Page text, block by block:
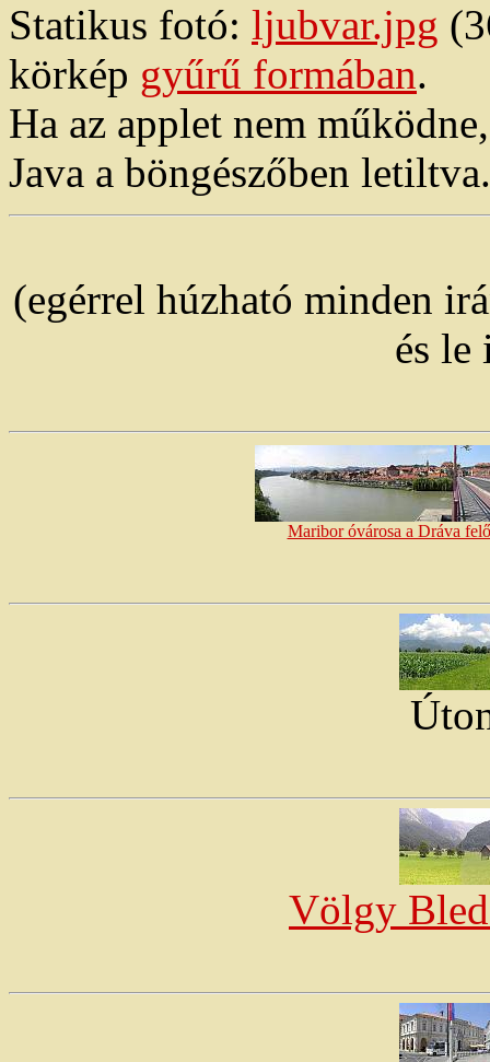
Statikus fotó: ljubvar.jpg
körkép gyűrű formában.
Ha az applet nem
Java a böngészőben letiltva.
(egérrel húzható minden
és le
Maribor óvárosa a Dráva
Völgy